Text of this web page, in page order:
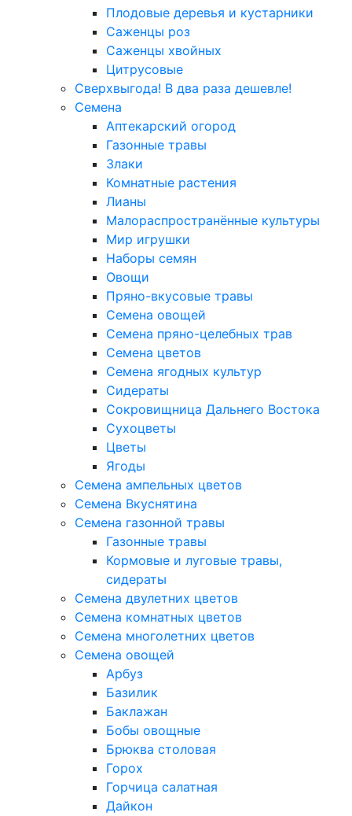
Плодовые деревья и кустарники
Саженцы роз
Саженцы хвойных
Цитрусовые
Сверхвыгода! В два раза дешевле!
Семена
Аптекарский огород
Газонные травы
Злаки
Комнатные растения
Лианы
Малораспространённые культуры
Мир игрушки
Наборы семян
Овощи
Пряно-вкусовые травы
Семена овощей
Семена пряно-целебных трав
Семена цветов
Семена ягодных культур
Сидераты
Сокровищница Дальнего Востока
Сухоцветы
Цветы
Ягоды
Семена ампельных цветов
Семена Вкуснятина
Семена газонной травы
Газонные травы
Кормовые и луговые травы,
сидераты
Семена двулетних цветов
Семена комнатных цветов
Семена многолетних цветов
Семена овощей
Арбуз
Базилик
Баклажан
Бобы овощные
Брюква столовая
Горох
Горчица салатная
Дайкон